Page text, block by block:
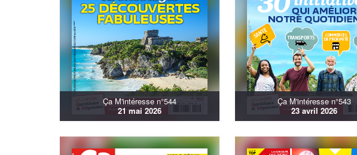
Ça M'intéresse n°544
21 mai 2026
Ça M'intéresse n°543
23 avril 2026